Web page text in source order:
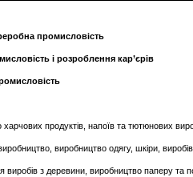
промисловість
і розроблення кар’єрів
харчових продуктів, напоїв та тютюнових
виробництво одягу, шкіри, виробів
виробів з деревини, виробництво паперу та